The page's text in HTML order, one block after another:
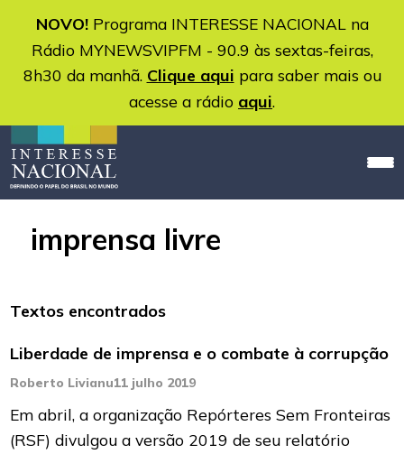
NOVO!Programa INTERESSE NACIONAL na
Rádio MYNEWSVIPFM - 90.9 às sextas-feiras,
8h30 da manhã. Clique aqui para saber mais ou
acesse a rádio aqui.
imprensa livre
Textos encontrados
Liberdade de imprensa e o combate à corrupção
Roberto Livianu11 julho 2019
Em abril, a organização Repórteres Sem Fronteiras
(RSF) divulgou a versão 2019 de seu relatório